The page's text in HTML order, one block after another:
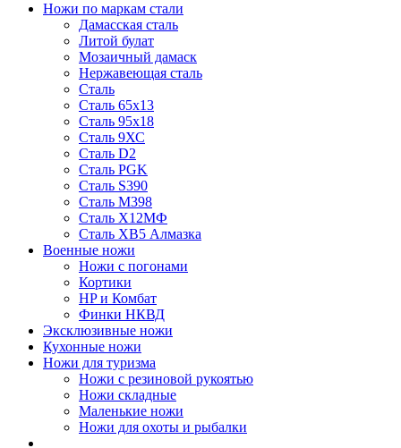
Ножи по маркам стали
Дамасская сталь
Литой булат
Мозаичный дамаск
Нержавеющая сталь
Сталь
Сталь 65х13
Сталь 95х18
Сталь 9ХС
Сталь D2
Сталь PGK
Сталь S390
Сталь M398
Сталь Х12МФ
Сталь ХВ5 Алмазка
Военные ножи
Ножи с погонами
Кортики
HP и Комбат
Финки НКВД
Эксклюзивные ножи
Кухонные ножи
Ножи для туризма
Ножи с резиновой рукоятью
Ножи складные
Маленькие ножи
Ножи для охоты и рыбалки